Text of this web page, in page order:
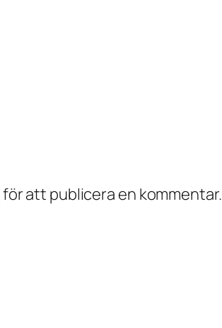
för att publicera en kommentar.